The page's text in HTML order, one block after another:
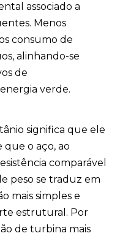
associado a
Menos
consumo de
alinhando-se
de
verde.
significa que ele
que o aço, ao
comparável
peso se traduz em
mais simples e
estrutural. Por
de turbina mais